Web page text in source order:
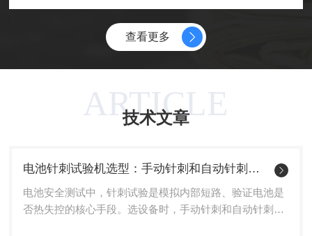
的“全能考场”。一、从“单一”到“复合”：测试理念
的进化传统盐雾箱仅能提供持续的喷雾环境，主
要用于评估涂层在恒定高盐分下的耐蚀性。而复
合盐雾试...
胶、塑料、涂料等制品的研发与质量控制提供关
键数据支撑。一、设备核心功能与原理臭氧老化
境。设备通过内置臭氧发生器产生特定浓度的臭
环境。其精确的温湿度控制系统，确保试验条件
符合国际标准如ISO、ASTM和GB/T的要求。该
设备通过加速...
查看更多
ARTICLE
技术文章
电池针刺试验机选型：手动针刺和自动针刺到底该选哪个
电池安全测试中，针刺试验是模拟内部短路、验证电池是
否热失控的核心手段。选设备时，手动针刺和自动针刺的